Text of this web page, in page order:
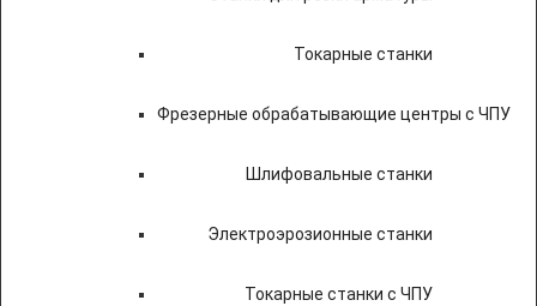
Токарные станки
Фрезерные обрабатывающие центры с ЧПУ
Шлифовальные станки
Электроэрозионные станки
Токарные станки с ЧПУ